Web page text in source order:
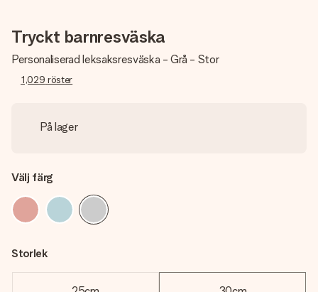
Tryckt barnresväska
Personaliserad leksaksresväska - Grå - Stor
1,029 röster
På lager
Välj färg
Storlek